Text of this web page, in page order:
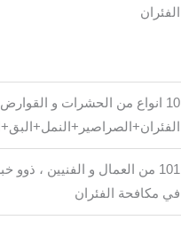
الفئران
10 انواع من الحشرات و
101 من العمال و الفنيين ، ذوو
في مكافحة الفئران